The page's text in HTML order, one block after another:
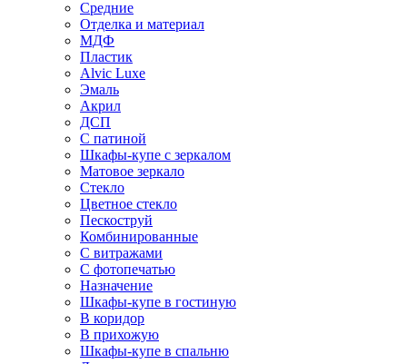
Средние
Отделка и материал
МДФ
Пластик
Alvic Luxe
Эмаль
Акрил
ДСП
С патиной
Шкафы-купе с зеркалом
Матовое зеркало
Стекло
Цветное стекло
Пескоструй
Комбинированные
С витражами
С фотопечатью
Назначение
Шкафы-купе в гостиную
В коридор
В прихожую
Шкафы-купе в спальню